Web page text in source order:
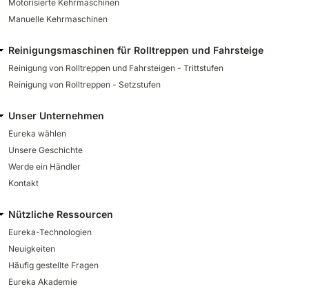
Motorisierte Kehrmaschinen
Manuelle Kehrmaschinen
Reinigungsmaschinen für Rolltreppen und Fahrsteige
Reinigung von Rolltreppen und Fahrsteigen - Trittstufen
Reinigung von Rolltreppen - Setzstufen
Unser Unternehmen
Eureka wählen
Unsere Geschichte
Werde ein Händler
Kontakt
Nützliche Ressourcen
Eureka-Technologien
Neuigkeiten
Häufig gestellte Fragen
Eureka Akademie